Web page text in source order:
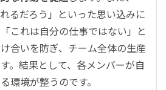
るだろう」といった思い込みに
これは自分の仕事ではない」と
合いを防ぎ、チーム全体の生産
。結果として、各メンバーが自
環境が整うのです。